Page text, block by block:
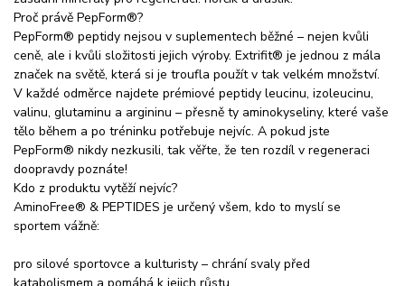
Proč právě PepForm®?
PepForm® peptidy nejsou v suplementech běžné – nejen kvůli
ceně, ale i kvůli složitosti jejich výroby. Extrifit® je jednou z mála
značek na světě, která si je troufla použít v tak velkém množství.
V každé odměrce najdete prémiové peptidy leucinu, izoleucinu,
valinu, glutaminu a argininu – přesně ty aminokyseliny, které vaše
tělo během a po tréninku potřebuje nejvíc. A pokud jste
PepForm® nikdy nezkusili, tak věřte, že ten rozdíl v regeneraci
doopravdy poznáte!
Kdo z produktu vytěží nejvíc?
AminoFree® & PEPTIDES je určený všem, kdo to myslí se
sportem vážně:
pro silové sportovce a kulturisty – chrání svaly před
katabolismem a pomáhá k jejich růstu